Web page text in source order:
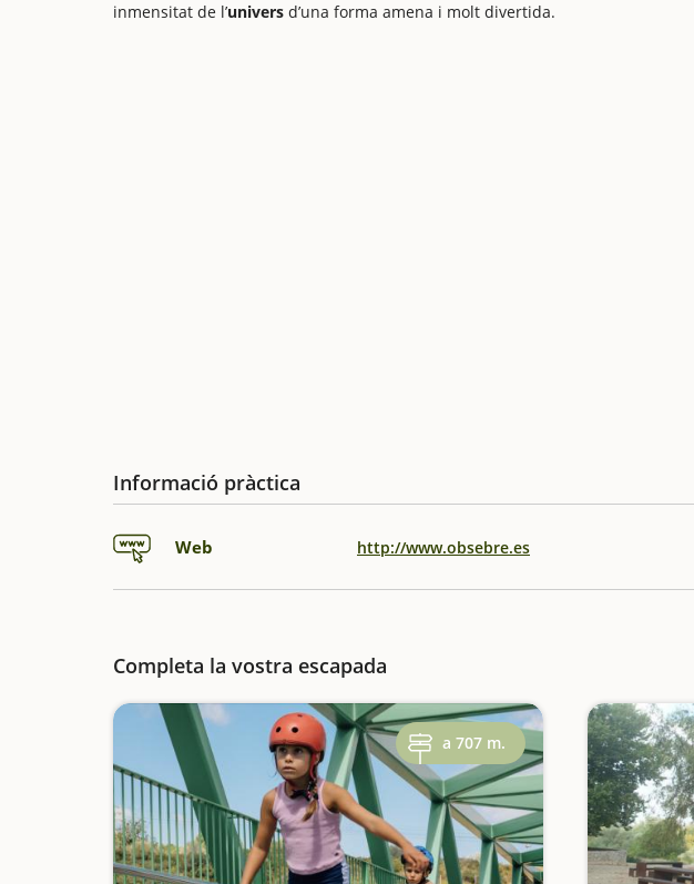
inmensitat de l’univers d’una forma amena i molt divertida.
Informació pràctica
Web http://www.obsebre.es
Completa la vostra escapada
a 707 m.